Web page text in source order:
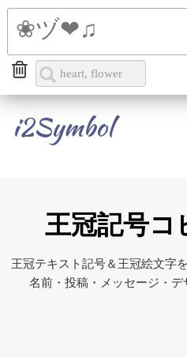
i2Symbol
王冠記号コ
王冠テキスト記号＆王冠絵文字
名前・投稿・メッセージ・